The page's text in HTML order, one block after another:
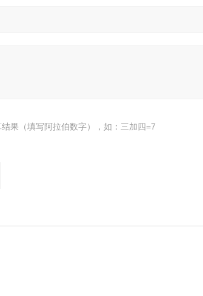
果（填写阿拉伯数字），如：三加四=7